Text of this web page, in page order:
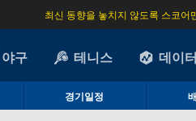
최신 동향을 놓치지 않도록 스코
야구 테니스 데이
경기일정